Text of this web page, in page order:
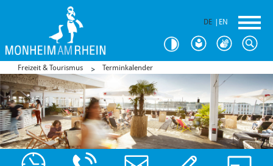
DE EN
Freizeit & Tourismus Terminkalender